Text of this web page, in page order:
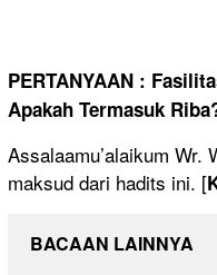
PERTANYAAN :
Apakah Termasuk
Assalaamu’alaikum Wr.
maksud dari hadits ini. [
BACAAN LAINNYA